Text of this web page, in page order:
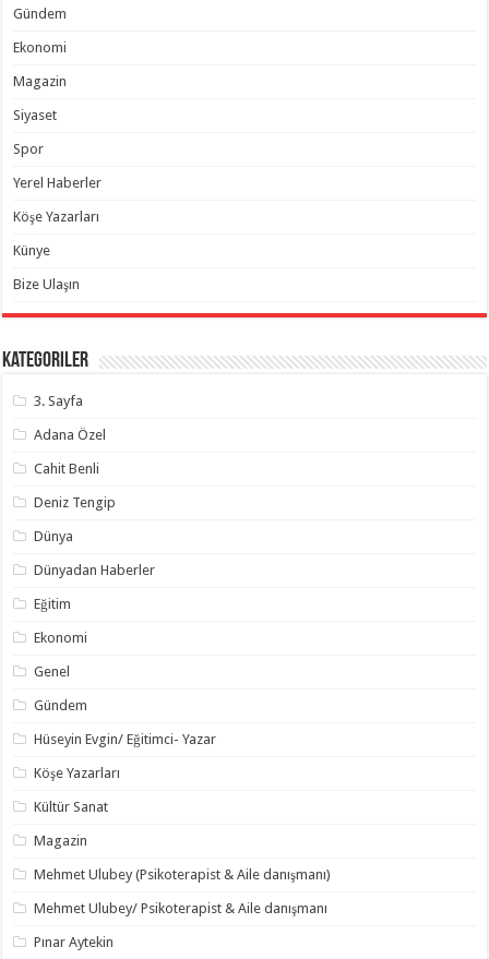
Gündem
Ekonomi
Magazin
Siyaset
Spor
Yerel Haberler
Köşe Yazarları
Künye
Bize Ulaşın
Kategoriler
3. Sayfa
Adana Özel
Cahit Benli
Deniz Tengip
Dünya
Dünyadan Haberler
Eğitim
Ekonomi
Genel
Gündem
Hüseyin Evgin/ Eğitimci- Yazar
Köşe Yazarları
Kültür Sanat
Magazin
Mehmet Ulubey (Psikoterapist & Aile danışmanı)
Mehmet Ulubey/ Psikoterapist & Aile danışmanı
Pınar Aytekin